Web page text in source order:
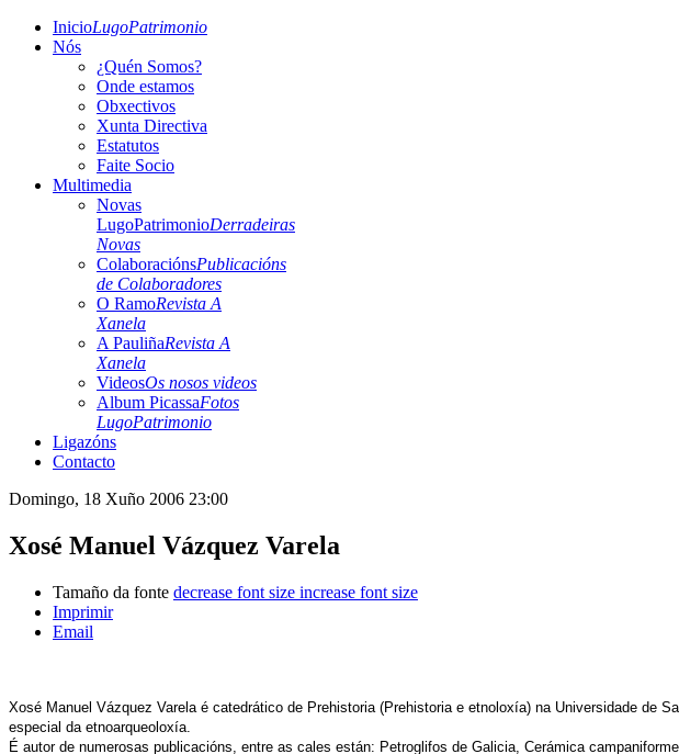
InicioLugoPatrimonio
Nós
¿Quén Somos?
Onde estamos
Obxectivos
Xunta Directiva
Estatutos
Faite Socio
Multimedia
Novas
LugoPatrimonioDerradeiras
Novas
ColaboraciónsPublicacións
de Colaboradores
O RamoRevista A
Xanela
A PauliñaRevista A
Xanela
VideosOs nosos videos
Album PicassaFotos
LugoPatrimonio
Ligazóns
Contacto
Domingo, 18 Xuño 2006 23:00
Xosé Manuel Vázquez Varela
Tamaño da fonte decrease font size increase font size
Imprimir
Email
Xosé Manuel Vázquez Varela é catedrático de Prehistoria (Prehistoria e etnoloxía) na Universidade de
especial da etnoarqueoloxía.
É autor de numerosas publicacións, entre as cales están: Petroglifos de Galicia, Cerámica